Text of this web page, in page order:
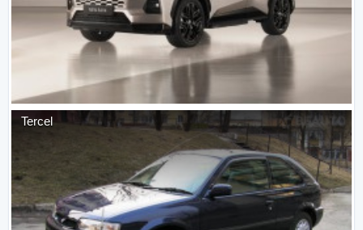
Tercel